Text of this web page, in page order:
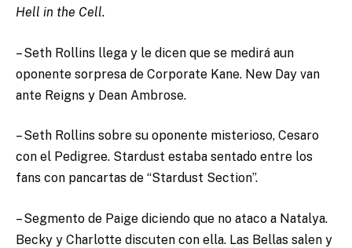
Hell in the Cell.
– Seth Rollins llega y le dicen que se medirá aun
oponente sorpresa de Corporate Kane. New Day van
ante Reigns y Dean Ambrose.
– Seth Rollins sobre su oponente misterioso, Cesaro
con el Pedigree. Stardust estaba sentado entre los
fans con pancartas de “Stardust Section”.
– Segmento de Paige diciendo que no ataco a Natalya.
Becky y Charlotte discuten con ella. Las Bellas salen y